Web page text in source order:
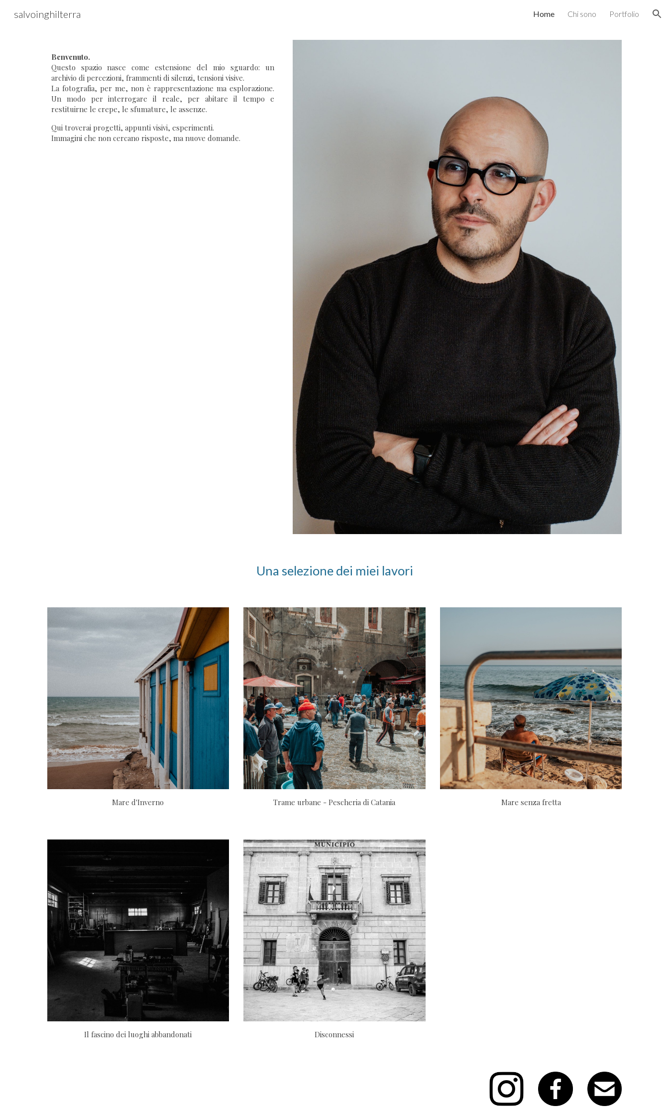
salvoinghilterra Home Chi sono Portfolio
Benvenuto.
Questo spazio nasce come estensione del mio sguardo: un
archivio di percezioni, frammenti di silenzi, tensioni visive.
La fotografia, per me, non è rappresentazione ma esplorazione.
Un modo per interrogare il reale, per abitare il tempo e
restituirne le crepe, le sfumature, le assenze.
Qui troverai progetti, appunti visivi, esperimenti.
Immagini che non cercano risposte, ma nuove domande.
Una selezione dei miei lavori
Mare d'Inverno Trame urbane - Pescheria di Catania Mare senza fretta
Il fascino dei luoghi abbandonati Disconnessi